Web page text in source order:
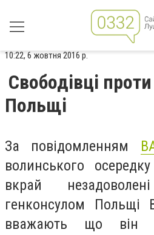
10:22, 6 жовтня 2016 р.
Свободівці
Польщі
За повідомленням
волинського
вкрай
генконсулом Польщі
вважають що він